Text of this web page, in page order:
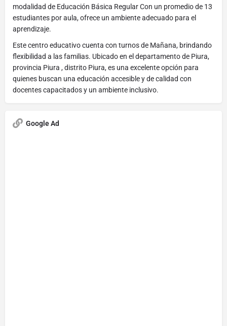
modalidad de Educación Básica Regular Con un promedio de 13
estudiantes por aula, ofrece un ambiente adecuado para el
aprendizaje.
Este centro educativo cuenta con turnos de Mañana, brindando
flexibilidad a las familias. Ubicado en el departamento de Piura,
provincia Piura , distrito Piura, es una excelente opción para
quienes buscan una educación accesible y de calidad con
docentes capacitados y un ambiente inclusivo.
Google Ad